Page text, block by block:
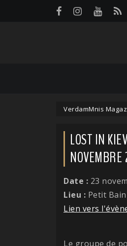
VerdamMnis
LOST IN
Date : 23
Lieu : Petit
Lien vers
Le groupe de
Panneau de gestion des cookies